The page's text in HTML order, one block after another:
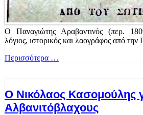
Ο Παναγιώτης Αραβαντινός (περ.
λόγιος, ιστορικός και λαογράφος από την
Περισσότερα …
Ο Νικόλαος Κασομούλης
Αλβανιτόβλαχους